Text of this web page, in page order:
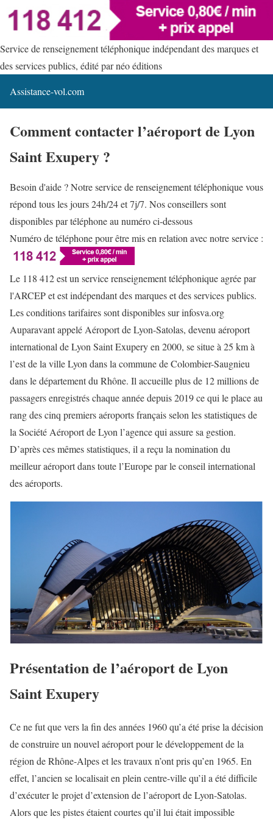
Service de renseignement téléphonique indépendant des marques et
des services publics, édité par néo éditions
Assistance-vol.com
Comment contacter l’aéroport de Lyon
Saint Exupery ?
Besoin d'aide ? Notre service de renseignement téléphonique vous
répond tous les jours 24h/24 et 7j/7. Nos conseillers sont
disponibles par téléphone au numéro ci-dessous
Numéro de téléphone pour être mis en relation avec notre service :
Le 118 412 est un service renseignement téléphonique agrée par
l'ARCEP et est indépendant des marques et des services publics.
Les conditions tarifaires sont disponibles sur infosva.org
Auparavant appelé Aéroport de Lyon-Satolas, devenu aéroport
international de Lyon Saint Exupery en 2000, se situe à 25 km à
l’est de la ville Lyon dans la commune de Colombier-Saugnieu
dans le département du Rhône. Il accueille plus de 12 millions de
passagers enregistrés chaque année depuis 2019 ce qui le place au
rang des cinq premiers aéroports français selon les statistiques de
la Société Aéroport de Lyon l’agence qui assure sa gestion.
D’après ces mêmes statistiques, il a reçu la nomination du
meilleur aéroport dans toute l’Europe par le conseil international
des aéroports.
Présentation de l’aéroport de Lyon
Saint Exupery
Ce ne fut que vers la fin des années 1960 qu’a été prise la décision
de construire un nouvel aéroport pour le développement de la
région de Rhône-Alpes et les travaux n’ont pris qu’en 1965. En
effet, l’ancien se localisait en plein centre-ville qu’il a été difficile
d’exécuter le projet d’extension de l’aéroport de Lyon-Satolas.
Alors que les pistes étaient courtes qu’il lui était impossible